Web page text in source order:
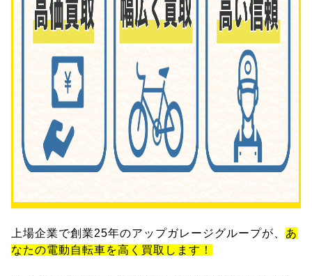
上場企業で創業25年のアップガレージグループが、 あ
なたの電動自転車を高く買取します！